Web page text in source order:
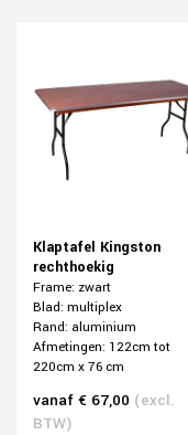
Klaptafel Kingston
rechthoekig
Frame: zwart
Blad: multiplex
Rand: aluminium
Afmetingen: 122cm tot
220cm x 76 cm
vanaf € 67,00 (excl.
BTW)